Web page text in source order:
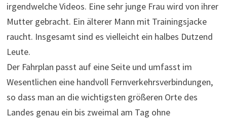
irgendwelche Videos. Eine sehr junge Frau wird von ihrer
Mutter gebracht. Ein älterer Mann mit Trainingsjacke
raucht. Insgesamt sind es vielleicht ein halbes Dutzend
Leute.
Der Fahrplan passt auf eine Seite und umfasst im
Wesentlichen eine handvoll Fernverkehrsverbindungen,
so dass man an die wichtigsten größeren Orte des
Landes genau ein bis zweimal am Tag ohne